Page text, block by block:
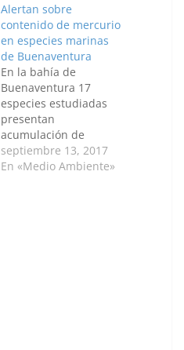
Alertan sobre
contenido de mercurio
en especies marinas
de Buenaventura
En la bahía de
Buenaventura 17
especies estudiadas
presentan
acumulación de
mercurio. En el caso de
la jaiba este es
septiembre 13, 2017
En «Medio Ambiente»